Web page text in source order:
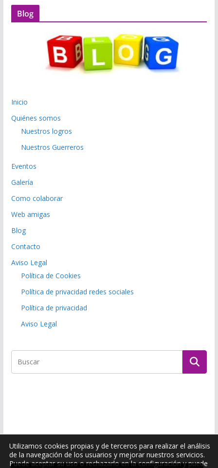
Blog
Inicio
Quiénes somos
Nuestros logros
Nuestros Guerreros
Eventos
Galería
Como colaborar
Web amigas
Blog
Contacto
Aviso Legal
Política de Cookies
Política de privacidad redes sociales
Política de privacidad
Aviso Legal
Utilizamos cookies propias y de terceros para realizar el análisis
de la navegación de los usuarios y mejorar nuestros servicios.
Puede aceptar su uso o rechazarlo en la configuración y puede